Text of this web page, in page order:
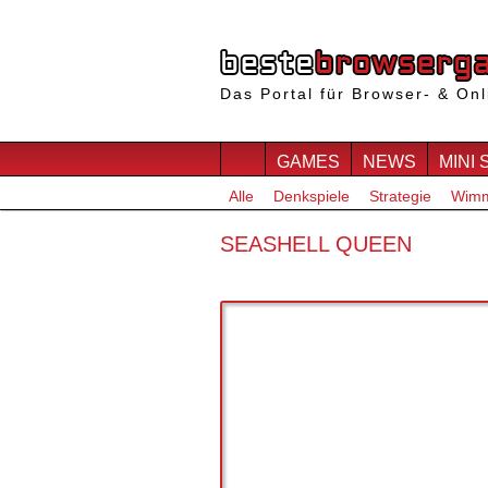
Das Portal für Browser- &
GAMES NEWS MINI
Alle Denkspiele Strategie
SEASHELL QUEEN